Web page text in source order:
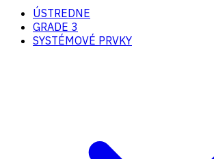
ÚSTREDNE
GRADE 3
SYSTÉMOVÉ PRVKY